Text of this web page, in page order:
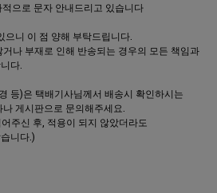
으로 문자 안내드리고 있습니다
니 이 점 양해 부탁드립니다.
나 부재로 인해 반송되는 경우의 모든 책임과
다.
등)은 택배기사님께서 배송시 확인하시는
게시판으로 문의해주세요.
주신 후, 적용이 되지 않았더라도
니다.)